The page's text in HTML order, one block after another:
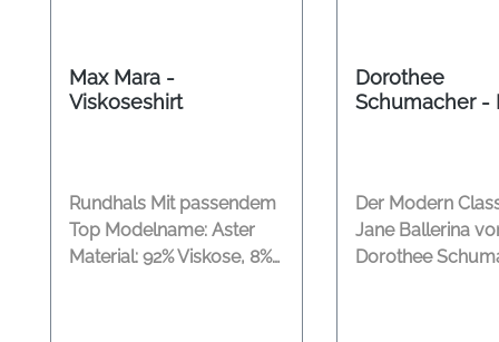
Max Mara -
Viskoseshirt
Rundhals Mit passendem
Top Modelname: Aster
Material: 92% Viskose, 8%
Dorothee
Schumacher -
Der Modern
Jane Ballerina
Dorothee